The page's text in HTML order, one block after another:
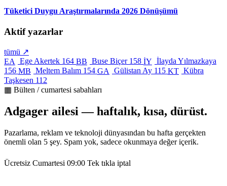
Tüketici Duygu Araştırmalarında 2026 Dönüşümü
Aktif yazarlar
tümü ↗
EA
Ege Akertek 164 BB Buse Biçer 158 İY İlayda Yılmazkaya
156 MB Meltem Balım 154 GA Gülistan Ay 115 KT Kübra
Taşkesen 112
▦ Bülten / cumartesi sabahları
Adgager ailesi — haftalık, kısa, dürüst.
Pazarlama, reklam ve teknoloji dünyasından bu hafta gerçekten
önemli olan 5 şey. Spam yok, sadece okunmaya değer içerik.
Ücretsiz Cumartesi 09:00 Tek tıkla iptal